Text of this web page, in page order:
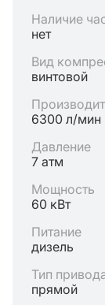
Наличие
нет
Вид
винтовой
6300 л/мин
Давление
7 атм
Мощность
60 кВт
Питание
дизель
Тип
прямой